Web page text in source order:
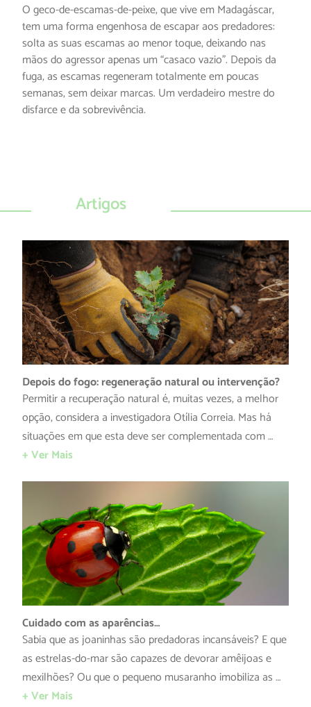
O geco-de-escamas-de-peixe, que vive em Madagáscar,
tem uma forma engenhosa de escapar aos predadores:
solta as suas escamas ao menor toque, deixando nas
mãos do agressor apenas um “casaco vazio”. Depois da
fuga, as escamas regeneram totalmente em poucas
semanas, sem deixar marcas. Um verdadeiro mestre do
disfarce e da sobrevivência.
Artigos
Depois do fogo: regeneração natural ou intervenção?
Permitir a recuperação natural é, muitas vezes, a melhor
opção, considera a investigadora Otília Correia. Mas há
situações em que esta deve ser complementada com …
+ Ver Mais
Cuidado com as aparências…
Sabia que as joaninhas são predadoras incansáveis? E que
as estrelas-do-mar são capazes de devorar amêijoas e
mexilhões? Ou que o pequeno musaranho imobiliza as …
+ Ver Mais